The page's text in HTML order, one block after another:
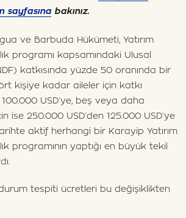
sayfasınabakınız.
ve Barbuda Hükümeti, Yatırım
programı kapsamındaki Ulusal
katkısında yüzde 50 oranında bir
kişiye kadar aileler için katkı
USD’ye, beş veya daha
ise 250.000 USD’den 125.000 USD’ye
aktif herhangi bir Karayip Yatırım
programının yaptığı en büyük tekil
tespiti ücretleri bu değişiklikten